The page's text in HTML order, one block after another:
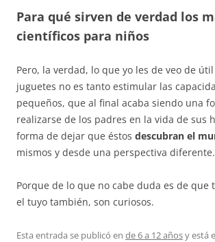
Para qué sirven de verdad los
científicos para niños
Pero, la verdad, lo que yo les de veo de
juguetes no es tanto estimular las
pequeños, que al final acaba siendo una
realizarse de los padres en la vida de sus
forma de dejar que éstos descubran el
mismos y desde una perspectiva diferente.
Porque de lo que no cabe duda es de que
el tuyo también, son curiosos.
Esta entrada se publicó en de 6 a 12 añosy está